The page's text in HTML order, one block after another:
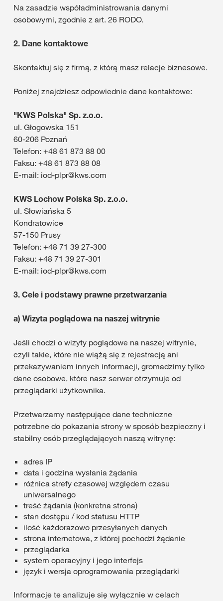
Na zasadzie współadministrowania danymi
osobowymi, zgodnie z art. 26 RODO.
2. Dane kontaktowe
Skontaktuj się z firmą, z którą masz relacje biznesowe.
Poniżej znajdziesz odpowiednie dane kontaktowe:
"KWS Polska" Sp. z.o.o.
ul. Głogowska 151
60-206 Poznań
Telefon: +48 61 873 88 00
Faksu: +48 61 873 88 08
E-mail: iod-plpr@kws.com
KWS Lochow Polska Sp. z.o.o.
ul. Słowiańska 5
Kondratowice
57-150 Prusy
Telefon: +48 71 39 27-300
Faksu: +48 71 39 27-301
E-mail: iod-plpr@kws.com
3. Cele i podstawy prawne przetwarzania
a) Wizyta poglądowa na naszej witrynie
Jeśli chodzi o wizyty poglądowe na naszej witrynie,
czyli takie, które nie wiążą się z rejestracją ani
przekazywaniem innych informacji, gromadzimy tylko
dane osobowe, które nasz serwer otrzymuje od
przeglądarki użytkownika.
Przetwarzamy następujące dane techniczne
potrzebne do pokazania strony w sposób bezpieczny i
stabilny osób przeglądających naszą witrynę:
adres IP
data i godzina wysłania żądania
różnica strefy czasowej względem czasu
uniwersalnego
treść żądania (konkretna strona)
stan dostępu / kod statusu HTTP
ilość każdorazowo przesyłanych danych
strona internetowa, z której pochodzi żądanie
przeglądarka
system operacyjny i jego interfejs
język i wersja oprogramowania przeglądarki
Informacje te analizuje się wyłącznie w celach